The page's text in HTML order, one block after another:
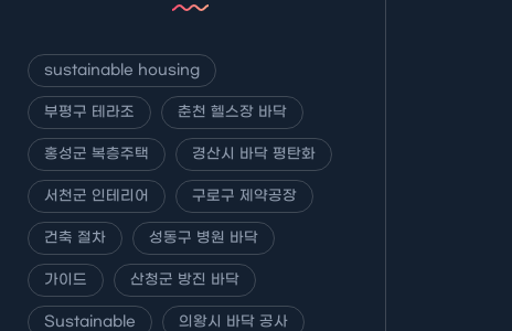
sustainable housing
부평구 테라조 춘천 헬스장 바닥
홍성군 복층주택 경산시 바닥 평탄화
서천군 인테리어 구로구 제약공장
건축 절차 성동구 병원 바닥
가이드 산청군 방진 바닥
Sustainable 의왕시 바닥 공사